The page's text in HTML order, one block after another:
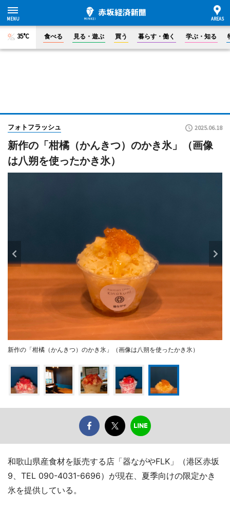
35°C 食べる 見る・遊ぶ 買う 暮らす・働く 学ぶ・知る
フォトフラッシュ 2025.06.18
新作の「柑橘（かんきつ）のかき氷」（画像
は八朔を使ったかき氷）
新作の「柑橘（かんきつ）のかき氷」（画像は八朔を使ったかき氷）
和歌山県産食材を販売する店「器ながやFLK」（港区赤坂
9、TEL 090-4031-6696）が現在、夏季向けの限定かき
氷を提供している。